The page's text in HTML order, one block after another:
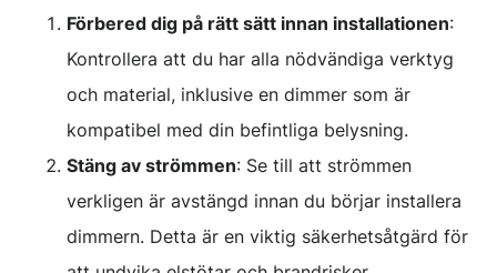
Förbered dig på rätt sätt innan installationen:
Kontrollera att du har alla nödvändiga verktyg
och material, inklusive en dimmer som är
kompatibel med din befintliga belysning.
Stäng av strömmen: Se till att strömmen
verkligen är avstängd innan du börjar installera
dimmern. Detta är en viktig säkerhetsåtgärd för